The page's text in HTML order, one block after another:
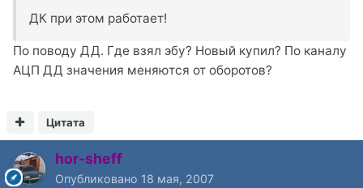
ДК при этом работает!
По поводу ДД. Где взял эбу? Новый купил? По каналу
АЦП ДД значения меняются от оборотов?
Цитата
hor-sheff
Опубликовано 18 мая, 2007